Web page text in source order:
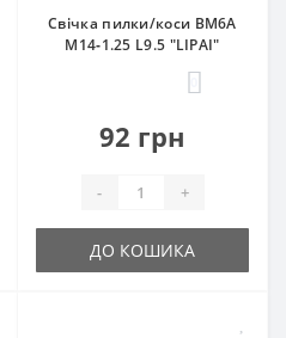
Свічка пилки/коси BM6A
M14‑1.25 L9.5 "LIPAI"
92 грн
- +
ДО КОШИКА